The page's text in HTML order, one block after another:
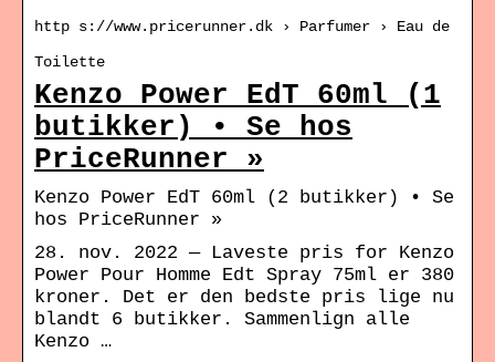
http s://www.pricerunner.dk › Parfumer › Eau de
Toilette
Kenzo Power EdT 60ml (1
butikker) • Se hos
PriceRunner »
Kenzo Power EdT 60ml (2 butikker) • Se
hos PriceRunner »
28. nov. 2022 — Laveste pris for Kenzo
Power Pour Homme Edt Spray 75ml er 380
kroner. Det er den bedste pris lige nu
blandt 6 butikker. Sammenlign alle
Kenzo …